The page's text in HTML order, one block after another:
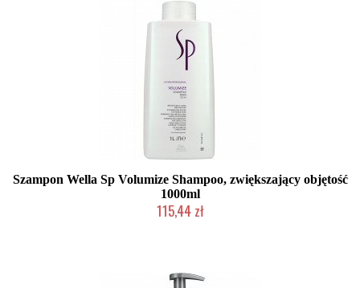
Szampon Wella Sp Volumize Shampoo, zwiększający objętość
1000ml
115,44 zł